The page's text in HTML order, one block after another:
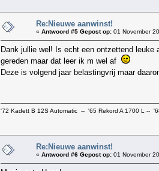
Re:Nieuwe aanwinst!
« Antwoord #5 Gepost op: 01 November
Dank jullie wel! Is echt een ontzettend leuke
gereden maar dat leer ik m wel af
Deze is volgend jaar belastingvrij maar
'72 Kadett B 12S Automatic -- '65 Rekord A 1700 L --
Re:Nieuwe aanwinst!
« Antwoord #6 Gepost op: 01 November